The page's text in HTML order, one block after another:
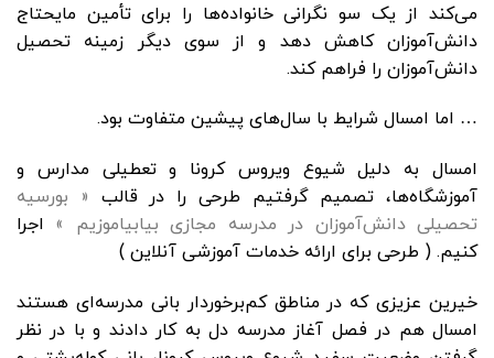
می‌کند از یک سو نگرانی خانواده‌ها را برای تأمین مایحتاج
دانش‌آموزان کاهش دهد و از سوی دیگر زمینه تحصیل
دانش‌آموزان را فراهم کند.
… اما امسال شرایط با سال‌های پیشین متفاوت بود.
امسال به دلیل شیوع ویروس کرونا و تعطیلی مدارس و
آموزشگاه‌ها، تصمیم گرفتیم طرحی را در قالب « بورسیه
تحصیلی دانش‌آموزان در مدرسه مجازی بیابیاموزیم » اجرا
کنیم. ( طرحی برای ارائه خدمات آموزشی آنلاین )
خیرین عزیزی که در مناطق کم‌برخوردار بانی مدرسه‌ای هستند
امسال هم در فصل آغاز مدرسه دل به کار دادند و با در نظر